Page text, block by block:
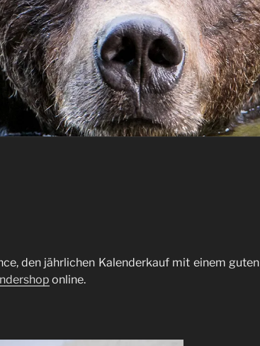
den jährlichen Kalenderkauf mit einem guten
online.